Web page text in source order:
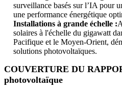
surveillance basés sur l’IA pour
une performance énergétique
Installations à grande échelle :
solaires à l'échelle du gigawatt
Pacifique et le Moyen-Orient,
solutions photovoltaïques.
COUVERTURE DU
photovoltaïque